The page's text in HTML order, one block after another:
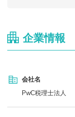
企業情報
会社名
PwC税理士法人